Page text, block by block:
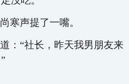
寒声提了一嘴。
：“社长，昨天我男朋友来